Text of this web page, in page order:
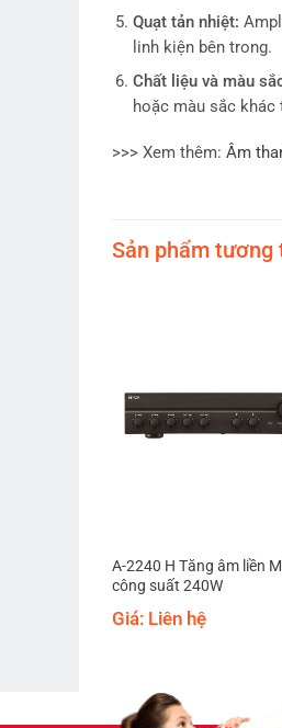
Quạt tản nhiệt:
linh kiện bên trong.
Chất liệu và màu
hoặc màu sắc
>>> Xem thêm: Âm
Sản phẩm tương
A-2240 H Tăng âm liền
công suất 240W
Giá: Liên hệ